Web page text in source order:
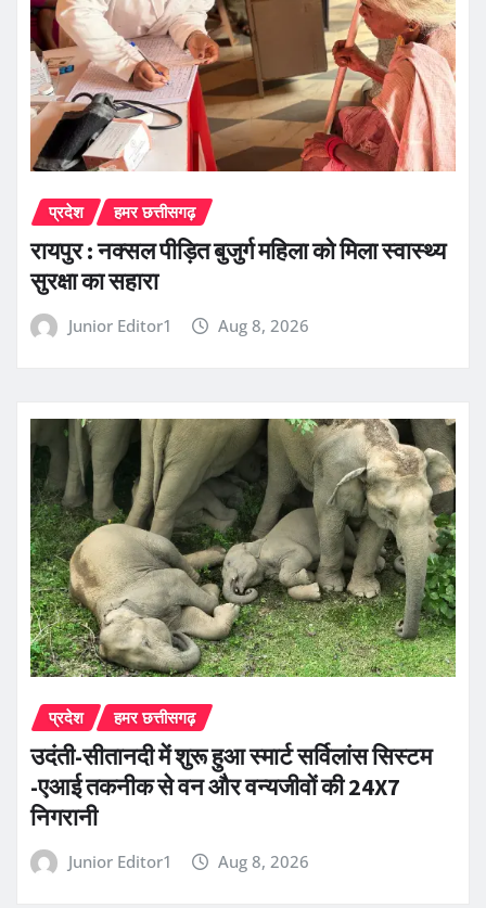
प्रदेश हमर छत्तीसगढ़
रायपुर : नक्सल पीड़ित बुजुर्ग महिला को मिला स्वास्थ्य
सुरक्षा का सहारा
Junior Editor1 Aug 8, 2026
प्रदेश हमर छत्तीसगढ़
उदंती-सीतानदी में शुरू हुआ स्मार्ट सर्विलांस सिस्टम
-एआई तकनीक से वन और वन्यजीवों की 24X7
निगरानी
Junior Editor1 Aug 8, 2026